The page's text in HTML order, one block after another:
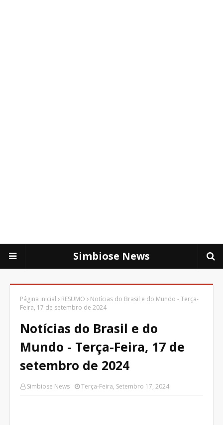
Simbiose News
Página inicial RESUMO
Notícias do Brasil e do Mundo - Terça-
Feira, 17 de setembro de 2024
Notícias do Brasil e do
Mundo - Terça-Feira, 17 de
setembro de 2024
Simbiose News Terça-Feira, Setembro 17, 2024